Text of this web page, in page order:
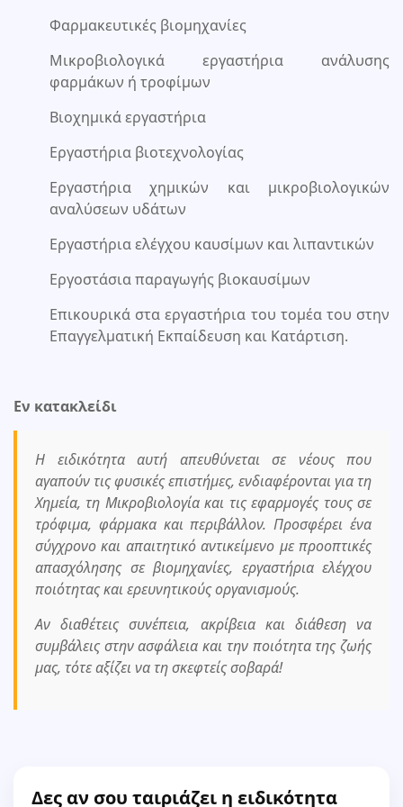
Φαρμακευτικές βιομηχανίες
Μικροβιολογικά εργαστήρια ανάλυσης
φαρμάκων ή τροφίμων
Βιοχημικά εργαστήρια
Εργαστήρια βιοτεχνολογίας
Εργαστήρια χημικών και μικροβιολογικών
αναλύσεων υδάτων
Εργαστήρια ελέγχου καυσίμων και λιπαντικών
Εργοστάσια παραγωγής βιοκαυσίμων
Επικουρικά στα εργαστήρια του τομέα του στην
Επαγγελματική Εκπαίδευση και Κατάρτιση.
Εν κατακλείδι
Η ειδικότητα αυτή απευθύνεται σε νέους που
αγαπούν τις φυσικές επιστήμες, ενδιαφέρονται για τη
Χημεία, τη Μικροβιολογία και τις εφαρμογές τους σε
τρόφιμα, φάρμακα και περιβάλλον. Προσφέρει ένα
σύγχρονο και απαιτητικό αντικείμενο με προοπτικές
απασχόλησης σε βιομηχανίες, εργαστήρια ελέγχου
ποιότητας και ερευνητικούς οργανισμούς.
Αν διαθέτεις συνέπεια, ακρίβεια και διάθεση να
συμβάλεις στην ασφάλεια και την ποιότητα της ζωής
μας, τότε αξίζει να τη σκεφτείς σοβαρά!
Δες αν σου ταιριάζει η ειδικότητα